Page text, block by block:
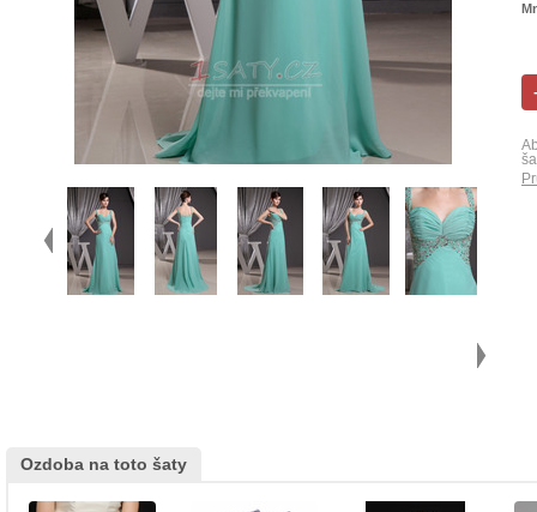
Ozdoba na toto šaty